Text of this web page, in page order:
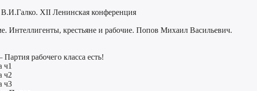
XII Ленинская конференция
Интеллигенты, крестьяне и рабочие. Попов Михаил Васильевич.
рабочего класса есть!
ч1
ч2
ч3